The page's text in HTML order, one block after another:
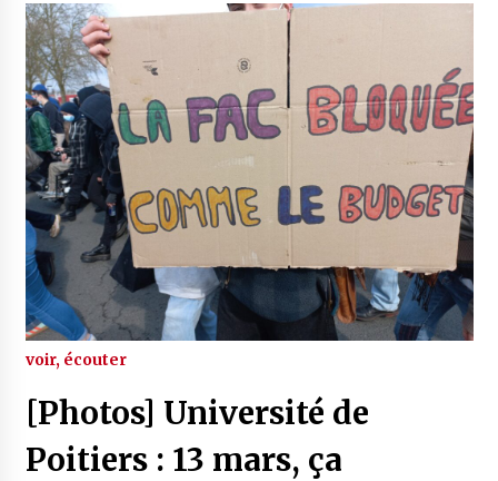
voir, écouter
[Photos] Université de
Poitiers : 13 mars, ça